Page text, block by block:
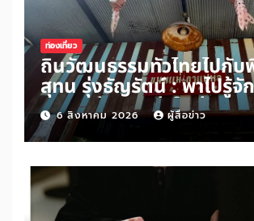
ท่องเที่ยว
ถิ่นวัฒนธรรมทั่วไทยไปกั
สุทน รุ่งธัญรัตน์ : พาไปรู้จั
ขนมแม่กาแฟพ่อในย่านสว
อำเภออัมพวา จังหวัดสมุท
6 สิงหาคม 2026 ผู้สื่อข่าว